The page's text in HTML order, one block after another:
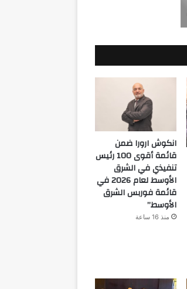
انكوش ارورا ضمن
قائمة أقوى 100 رئيس
تنفيذي في الشرق
الأوسط لعام 2026 في
قائمة فوربس الشرق
الأوسط”
منذ 16 ساعة